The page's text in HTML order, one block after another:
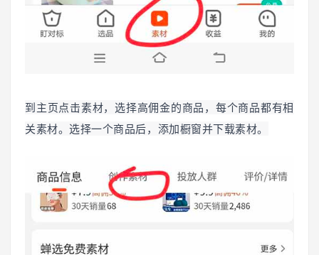
到主页点击素材，选择高佣金的商品，每个商品都有相
关素材。选择一个商品后，添加橱窗并下载素材。